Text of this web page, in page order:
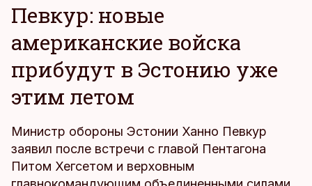
Певкур: новые
американские войска
прибудут в Эстонию уже
этим летом
Министр обороны Эстонии Ханно Певкур
заявил после встречи с главой Пентагона
Питом Хегсетом и верховным